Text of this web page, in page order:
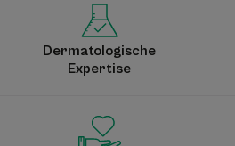
Dermatologische
Expertise